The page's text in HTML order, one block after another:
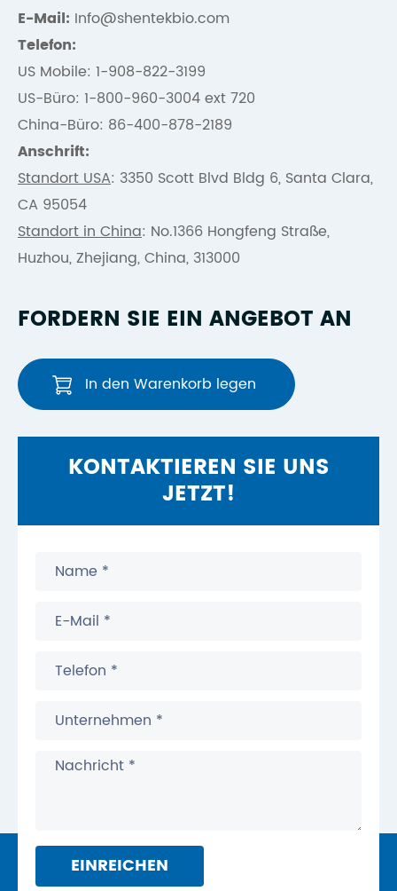
E-Mail: Info@shentekbio.com
Telefon:
US Mobile: 1-908-822-3199
US-Büro: 1-800-960-3004 ext 720
China-Büro: 86-400-878-2189
Anschrift:
Standort USA: 3350 Scott Blvd Bldg 6, Santa Clara,
CA 95054
Standort in China: No.1366 Hongfeng Straße,
Huzhou, Zhejiang, China, 313000
FORDERN SIE EIN ANGEBOT AN
In den Warenkorb legen
KONTAKTIEREN SIE UNS
JETZT!
EINREICHEN